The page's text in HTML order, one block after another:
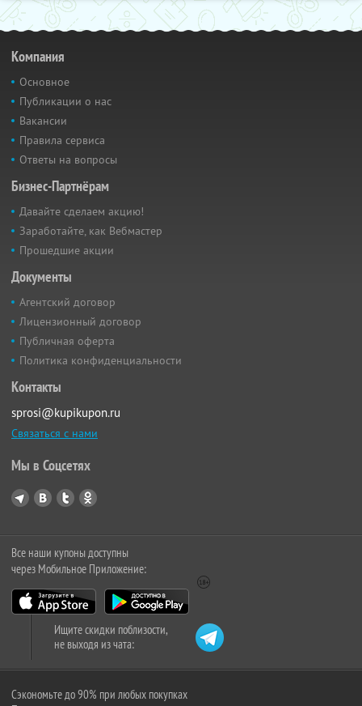
Компания
Основное
Публикации о нас
Вакансии
Правила сервиса
Ответы на вопросы
Бизнес-Партнёрам
Давайте сделаем акцию!
Заработайте, как Вебмастер
Прошедшие акции
Документы
Агентский договор
Лицензионный договор
Публичная оферта
Политика конфиденциальности
Контакты
sprosi@kupikupon.ru
Связаться с нами
Мы в Соцсетях
Все наши купоны доступны
через Мобильное Приложение:
Ищите скидки поблизости,
не выходя из чата:
Сэкономьте до 90% при любых покупках